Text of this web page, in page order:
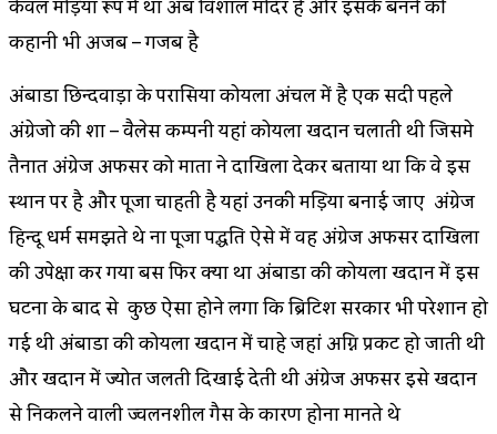
केवल मड़िया रूप में था अब विशाल मंदिर है और इसके बनने की
कहानी भी अजब – गजब है
अंबाडा छिन्दवाड़ा के परासिया कोयला अंचल में है एक सदी पहले
अंग्रेजो की शा – वैलेस कम्पनी यहां कोयला खदान चलाती थी जिसमे
तैनात अंग्रेज अफसर को माता ने दाखिला देकर बताया था कि वे इस
स्थान पर है और पूजा चाहती है यहां उनकी मड़िया बनाई जाए अंग्रेज
हिन्दू धर्म समझते थे ना पूजा पद्धति ऐसे में वह अंग्रेज अफसर दाखिला
की उपेक्षा कर गया बस फिर क्या था अंबाडा की कोयला खदान में इस
घटना के बाद से कुछ ऐसा होने लगा कि ब्रिटिश सरकार भी परेशान हो
गई थी अंबाडा की कोयला खदान में चाहे जहां अग्नि प्रकट हो जाती थी
और खदान में ज्योत जलती दिखाई देती थी अंग्रेज अफसर इसे खदान
से निकलने वाली ज्वलनशील गैस के कारण होना मानते थे